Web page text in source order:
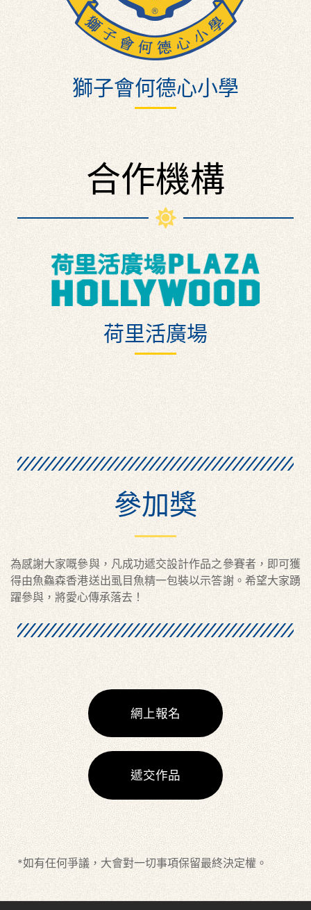
獅子會何德心小學
合作機構
荷里活廣場
參加獎
為感謝大家嘅參與，凡成功遞交設計作品之參賽者，即可獲
得由魚鱻森香港送出虱目魚精一包裝以示答謝。希望大家踴
躍參與，將愛心傳承落去！
網上報名
遞交作品
*如有仼何爭議，大會對一切事項保留最終決定權。